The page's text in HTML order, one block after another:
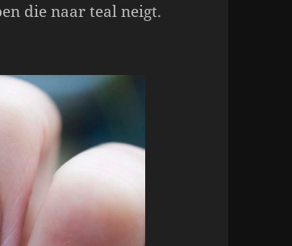
die naar teal neigt.